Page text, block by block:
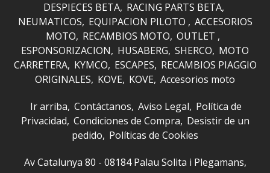
DESPIECES BETA RACING PARTS BETA
NEUMATICOS EQUIPACION PILOTO
ACCESORIOS
MOTO RECAMBIOS MOTO OUTLET
ESPONSORIZACION
HUSABERG SHERCO MOTO
CARRETERA KYMCO ESCAPES RECAMBIOS PIAGGIO
ORIGINALES KOVE KOVE Accesorios moto
Ir arriba Contáctanos Aviso Legal Política de
Privacidad Condiciones de Compra Desistir de un
pedido Políticas de Cookies
Av Catalunya 80 - 08184 Palau Solita i Plegamans,